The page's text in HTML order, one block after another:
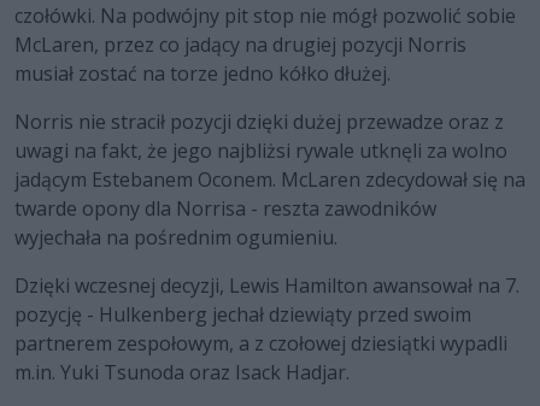
czołówki. Na podwójny pit stop nie mógł pozwolić sobie
McLaren, przez co jadący na drugiej pozycji Norris
musiał zostać na torze jedno kółko dłużej.
Norris nie stracił pozycji dzięki dużej przewadze oraz z
uwagi na fakt, że jego najbliżsi rywale utknęli za wolno
jadącym Estebanem Oconem. McLaren zdecydował się na
twarde opony dla Norrisa - reszta zawodników
wyjechała na pośrednim ogumieniu.
Dzięki wczesnej decyzji, Lewis Hamilton awansował na 7.
pozycję - Hulkenberg jechał dziewiąty przed swoim
partnerem zespołowym, a z czołowej dziesiątki wypadli
m.in. Yuki Tsunoda oraz Isack Hadjar.